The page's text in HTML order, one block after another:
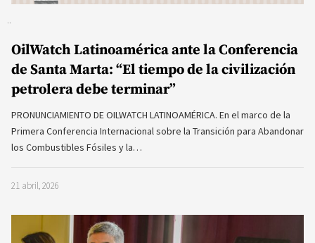
OilWatch Latinoamérica ante la Conferencia
de Santa Marta: “El tiempo de la civilización
petrolera debe terminar”
PRONUNCIAMIENTO DE OILWATCH LATINOAMÉRICA. En el marco de la
Primera Conferencia Internacional sobre la Transición para Abandonar
los Combustibles Fósiles y la…
21 abril, 2026